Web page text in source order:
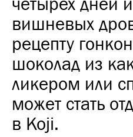
четырех дней
вишневых
рецепту
шоколад из
ликером или
может стать
в Koji.